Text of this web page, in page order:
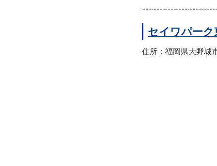
セイワパーク
住所：福岡県大野城